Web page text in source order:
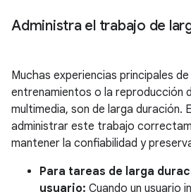
Administra el trabajo de
Muchas experiencias principales
entrenamientos o la reproducción
multimedia, son de larga duración.
administrar este trabajo
mantener la confiabilidad y
Para tareas de larga
usuario: Cuando un usuario